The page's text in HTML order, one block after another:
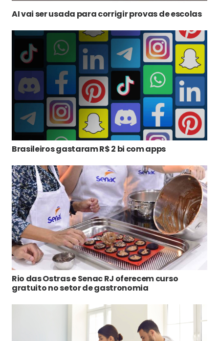
AI vai ser usada para corrigir provas de escolas
Brasileiros gastaram R$ 2 bi com apps
Rio das Ostras e Senac RJ oferecem curso
gratuito no setor de gastronomia